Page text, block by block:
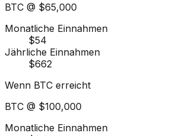
BTC @ $65,000
Monatliche Einnahmen
$54
Jährliche Einnahmen
$662
Wenn BTC erreicht
BTC @ $100,000
Monatliche Einnahmen